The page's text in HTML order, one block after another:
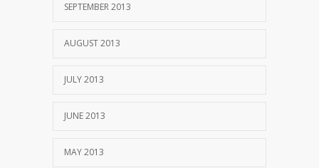
SEPTEMBER 2013
AUGUST 2013
JULY 2013
JUNE 2013
MAY 2013